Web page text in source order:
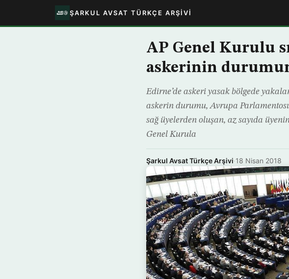
ŞARKUL AVSAT TÜRKÇE ARŞIVI
AP Genel Kurulu
askerinin
Edirne’de askeri yasak bölgede
askerin durumu, Avrupa
sağ üyelerden oluşan, az sayıda
Genel Kurula
Şarkul Avsat Türkçe Arşivi·18 Nisan 2018